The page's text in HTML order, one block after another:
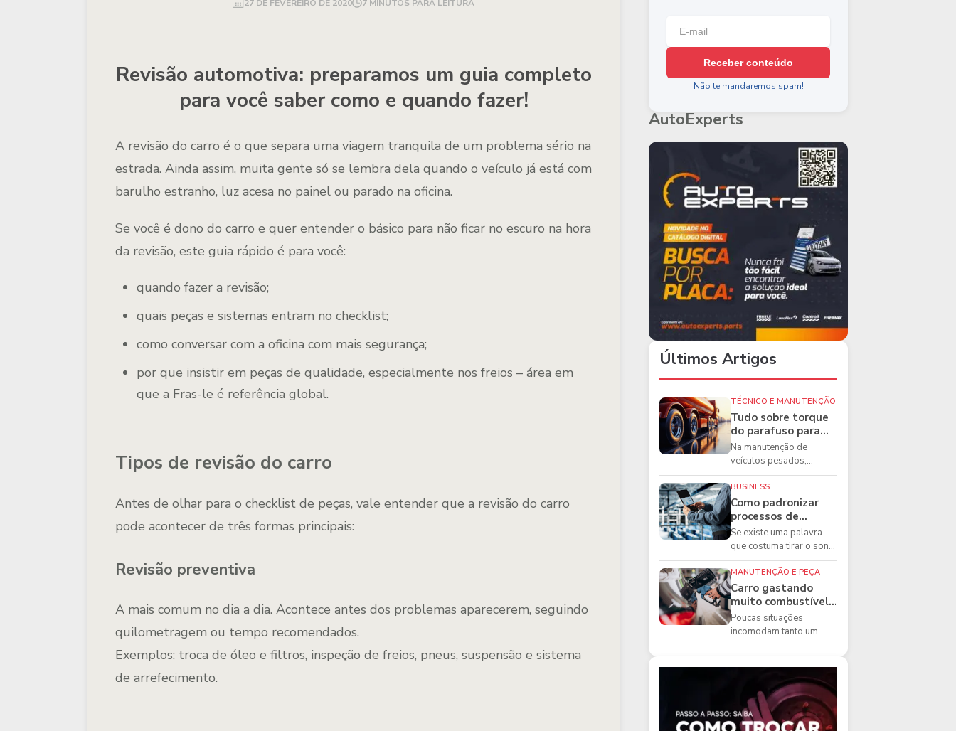
27 DE FEVEREIRO DE 2020
7 MINUTOS PARA LEITURA
Revisão automotiva: preparamos um guia completo
para você saber como e quando fazer!
A revisão do carro é o que separa uma viagem tranquila de um problema sério na
estrada. Ainda assim, muita gente só se lembra dela quando o veículo já está com
barulho estranho, luz acesa no painel ou parado na oficina.
Se você é dono do carro e quer entender o básico para não ficar no escuro na hora
da revisão, este guia rápido é para você:
quando fazer a revisão;
quais peças e sistemas entram no checklist;
como conversar com a oficina com mais segurança;
por que insistir em peças de qualidade, especialmente nos freios – área em
que a Fras-le é referência global.
Tipos de revisão do carro
Antes de olhar para o checklist de peças, vale entender que a revisão do carro
pode acontecer de três formas principais:
Revisão preventiva
A mais comum no dia a dia. Acontece antes dos problemas aparecerem, seguindo
quilometragem ou tempo recomendados.
Exemplos: troca de óleo e filtros, inspeção de freios, pneus, suspensão e sistema
de arrefecimento.
Receber conteúdo
Não te mandaremos spam!
AutoExperts
Últimos Artigos
TÉCNICO E MANUTENÇÃO
Tudo sobre torque
do parafuso para
caminhões e as
boas práticas que
todo mecânico
precisa conhecer
Na manutenção de
veículos pesados,
existem ferramentas que
fazem diferença direta na
segurança e na ...
BUSINESS
Como padronizar
processos de
manutenção de
frota na oficina
Se existe uma palavra
que costuma tirar o sono
dos gestores de
manutenção, ela é a
imprevisibilidade...
MANUTENÇÃO E PEÇA
Carro gastando
muito combustível:
5 motivos que
podem aumentar o
Poucas situações
incomodam tanto um
acabando mais r...